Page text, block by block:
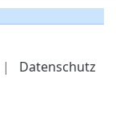
| Datenschutz